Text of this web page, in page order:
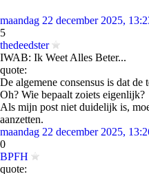
maandag 22 december 2025,
5
thedeedster
IWAB: Ik Weet Alles Beter...
quote:
De algemene consensus is dat
Oh? Wie bepaalt zoiets eigenlijk?
Als mijn post niet duidelijk is,
aanzetten.
maandag 22 december 2025,
0
BPFH
quote: